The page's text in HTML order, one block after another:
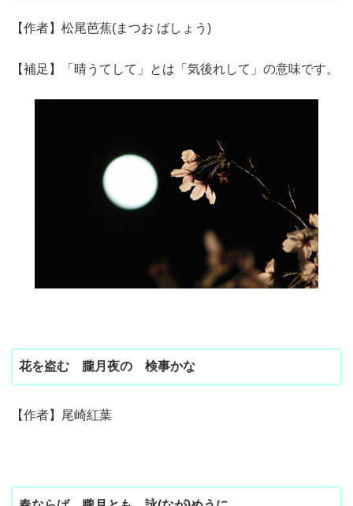
【作者】松尾芭蕉(まつお ばしょう)
【補足】「晴うてして」とは「気後れして」の意味です。
花を盗む 朧月夜の 検事かな
【作者】尾崎紅葉